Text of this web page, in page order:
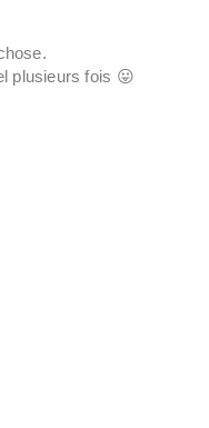
plusieurs fois 😛